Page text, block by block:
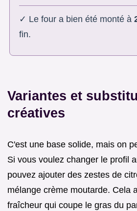
✓ Le four a bien été monté à
fin.
Variantes et
créatives
C'est une base solide, mais on
Si vous voulez changer le profil
pouvez ajouter des zestes de
mélange crème moutarde. Cela
fraîcheur qui coupe le gras du